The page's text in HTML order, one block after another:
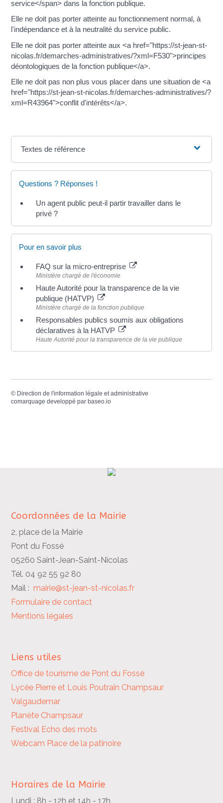
service</span> dans la fonction publique.
Elle ne doit pas porter atteinte au fonctionnement normal, à
l'indépendance et à la neutralité du service public.
Elle ne doit pas porter atteinte aux <a href="https://st-jean-st-
nicolas.fr/demarches-administratives/?xml=F530">principes
déontologiques de la fonction publique</a>.
Elle ne doit pas non plus vous placer dans une situation de <a
href="https://st-jean-st-nicolas.fr/demarches-administratives/?
xml=R43964">conflit d'intérêts</a>.
Textes de référence
Questions ? Réponses !
Un agent public peut-il partir travailler dans le
privé ?
Pour en savoir plus
FAQ sur la micro-entreprise
Ministère chargé de l'économie
Haute Autorité pour la transparence de la vie
publique (HATVP)
Ministère chargé de la fonction publique
Responsables publics soumis aux obligations
déclaratives à la HATVP
Haute Autorité pour la transparence de la vie publique
© Direction de l'information légale et administrative
comarquage developpé parbaseo.io
Coordonnées de la Mairie
2, place de la Mairie
Pont du Fossé
05260 Saint-Jean-Saint-Nicolas
Tél. 04 92 55 92 80
Mail :mairie@st-jean-st-nicolas.fr
Formulaire de contact
Mentions légales
Liens utiles
Office de tourisme de Pont du Fossé
Lycée Pierre et Louis Poutrain Champsaur
Valgaudemar
Planète Champsaur
Festival Echo des mots
Webcam Place de la patinoire
Horaires de la Mairie
Lundi : 8h - 12h et 14h - 17h